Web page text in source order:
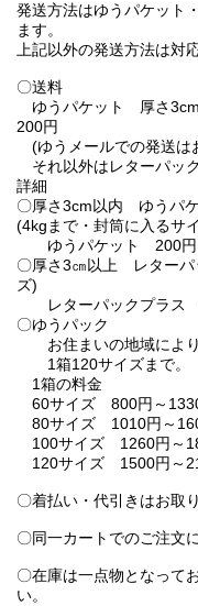
発送方法はゆうパケット
ます。
上記以外の発送方法は対
〇送料
ゆうパケット 厚さ
200円
(ゆうメールでの発送は
それ以外はレターパッ
詳細
〇厚さ3cm以内 ゆうパ
(4kgまで・封筒に入るサ
ゆうパケット 200円
〇厚さ3㎝以上 レターパ
ズ)
レターパックプラス
〇ゆうパック
お住まいの地域により
1箱120サイズまで。
1箱の料金
60サイズ 800円～
80サイズ 1010円～
100サイズ 1260円～
120サイズ 1500円～
〇着払い・代引きはお取
〇同一カートでのご注文
〇在庫は一点物となって
い。